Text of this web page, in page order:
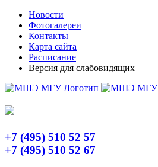
Skip
content
TelegramНовости
Фотогалереи
Контакты
Карта сайта
Расписание
Версия для слабовидящих
+7 (495) 510 52 57
+7 (495) 510 52 67